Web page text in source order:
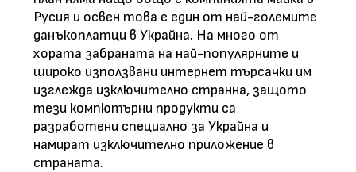
Русия и освен това е един от най-големите
данъкоплатци в Украйна. На много от
хората забраната на най-популярните и
широко използвани интернет търсачки им
изглежда изключително странна, защото
тези компютърни продукти са
разработени специално за Украйна и
намират изключително приложение в
страната.